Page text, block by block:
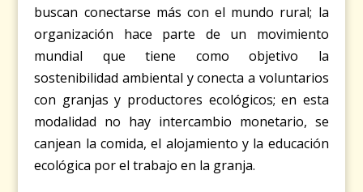
buscan conectarse más con el mundo rural; la
organización hace parte de un movimiento
mundial que tiene como objetivo la
sostenibilidad ambiental y conecta a voluntarios
con granjas y productores ecológicos; en esta
modalidad no hay intercambio monetario, se
canjean la comida, el alojamiento y la educación
ecológica por el trabajo en la granja.